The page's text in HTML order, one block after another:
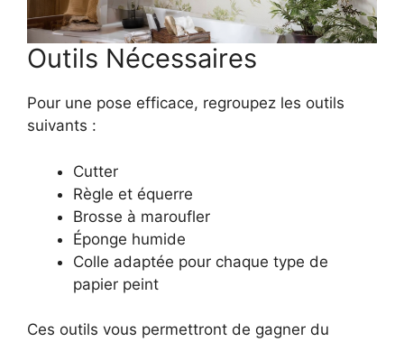
Outils Nécessaires
Pour une pose efficace, regroupez les outils
suivants :
Cutter
Règle et équerre
Brosse à maroufler
Éponge humide
Colle adaptée pour chaque type de
papier peint
Ces outils vous permettront de gagner du